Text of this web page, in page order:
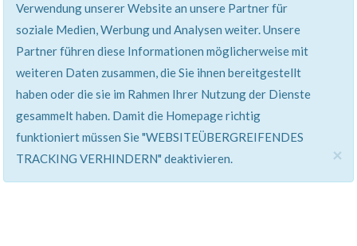
Verwendung unserer Website an unsere Partner für
soziale Medien, Werbung und Analysen weiter. Unsere
Partner führen diese Informationen möglicherweise mit
weiteren Daten zusammen, die Sie ihnen bereitgestellt
haben oder die sie im Rahmen Ihrer Nutzung der Dienste
gesammelt haben. Damit die Homepage richtig
funktioniert müssen Sie "WEBSITEÜBERGREIFENDES
TRACKING VERHINDERN" deaktivieren.
×